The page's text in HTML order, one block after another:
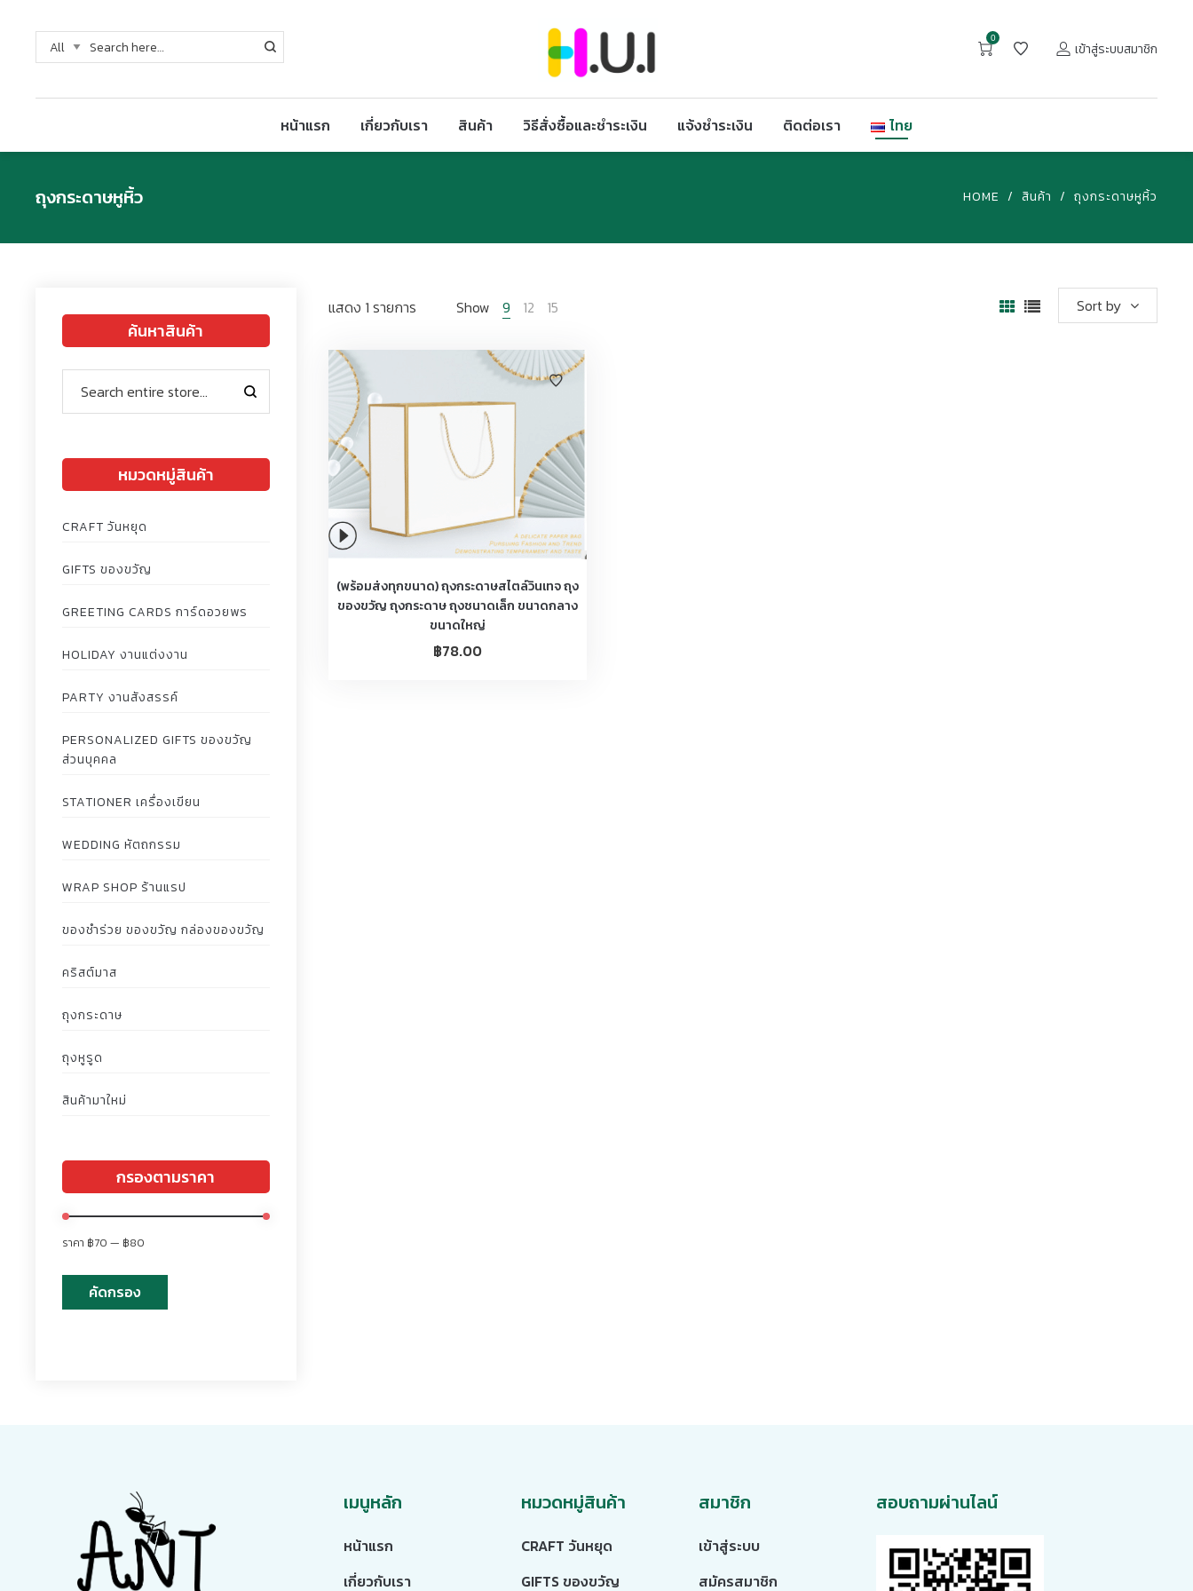
0
เข้าสู่ระบบสมาชิก
หน้าแรก เกี่ยวกับเรา สินค้า วิธีสั่งซื้อและชำระเงิน แจ้งชำระเงิน ติดต่อเรา ไทย
ถุงกระดาษหูหิ้ว HOME / สินค้า / ถุงกระดาษหูหิ้ว
แสดง 1 รายการ Show 9 12 15 Sort by
(พร้อมส่งทุกขนาด) ถุงกระดาษสไตล์วินเทจ ถุง
ของขวัญ ถุงกระดาษ ถุงชนาดเล็ก ขนาดกลาง
ขนาดใหญ่
฿78.00
ค้นหาสินค้า
หมวดหมู่สินค้า
CRAFT วันหยุด
GIFTS ของขวัญ
GREETING CARDS การ์ดอวยพร
HOLIDAY งานแต่งงาน
PARTY งานสังสรรค์
PERSONALIZED GIFTS ของขวัญ
ส่วนบุคคล
STATIONER เครื่องเขียน
WEDDING หัตถกรรม
WRAP SHOP ร้านแรป
ของชำร่วย ของขวัญ กล่องของขวัญ
คริสต์มาส
ถุงกระดาษ
ถุงหูรูด
สินค้ามาใหม่
กรองตามราคา
คัดกรอง
ราคา ฿70 — ฿80
เมนูหลัก
หน้าแรก
เกี่ยวกับเรา
หมวดหมู่สินค้า
CRAFT วันหยุด
GIFTS ของขวัญ
สมาชิก
เข้าสู่ระบบ
สมัครสมาชิก
สอบถามผ่านไลน์